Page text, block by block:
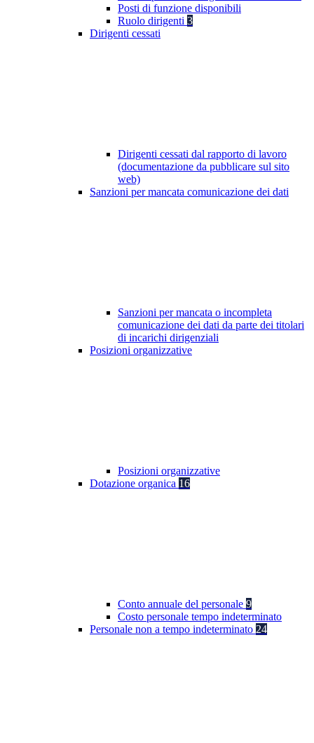
Posti di funzione disponibili
Ruolo dirigenti 3
Dirigenti cessati
Dirigenti cessati dal rapporto di lavoro
(documentazione da pubblicare sul sito
web)
Sanzioni per mancata comunicazione dei dati
Sanzioni per mancata o incompleta
comunicazione dei dati da parte dei titolari
di incarichi dirigenziali
Posizioni organizzative
Posizioni organizzative
Dotazione organica 16
Conto annuale del personale 9
Costo personale tempo indeterminato
Personale non a tempo indeterminato 24